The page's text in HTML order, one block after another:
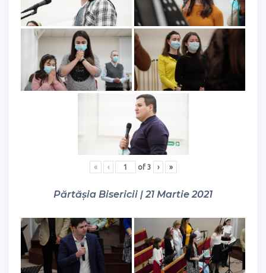
« ‹ of 3 › »
Părtășia Bisericii | 21 Martie 2021